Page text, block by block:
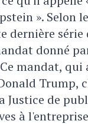
». Selon
dernière série
donné
mandat,
Trump,
Justice de
à